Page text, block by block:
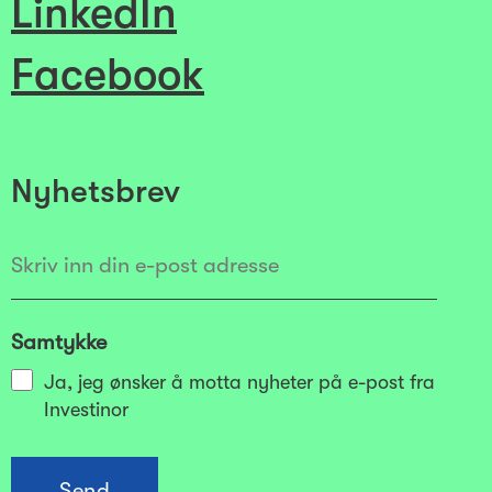
LinkedIn
Facebook
Nyhetsbrev
Samtykke
Ja, jeg ønsker å motta nyheter på e-post fra
Investinor